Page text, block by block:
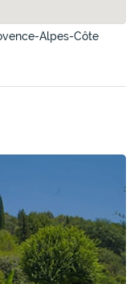
Alpes-Côte